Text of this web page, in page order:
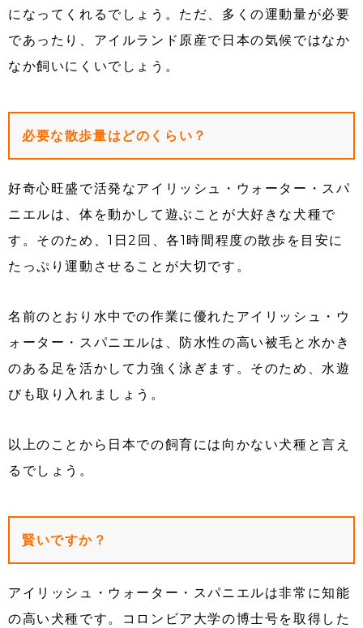
になってくれるでしょう。ただ、多くの運動量が必要
であったり、アイルランド原産で日本の気候ではなか
なか飼いにくいでしょう。
必要な散歩量はどのくらい？
好奇心旺盛で活発なアイリッシュ・ウォーター・スパ
ニエルは、体を動かして遊ぶことが大好きな犬種で
す。そのため、1日2回、各1時間程度の散歩を目安に
たっぷり運動させることが大切です。
名前のとおり水中での作業に優れたアイリッシュ・ウ
ォーター・スパニエルは、防水性の高い被毛と水かき
のある足を活かして力強く泳ぎます。そのため、水遊
びも取り入れましょう。
以上のことから日本での飼育には向かない犬種と言え
るでしょう。
賢いですか？
アイリッシュ・ウォーター・スパニエルは非常に知能
の高い犬種です。コロンビア大学の博士号を取得した